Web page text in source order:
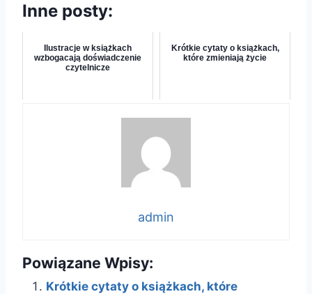
Inne posty:
Ilustracje w książkach
wzbogacają doświadczenie
czytelnicze
Krótkie cytaty o książkach,
które zmieniają życie
admin
Powiązane Wpisy:
Krótkie cytaty o książkach, które